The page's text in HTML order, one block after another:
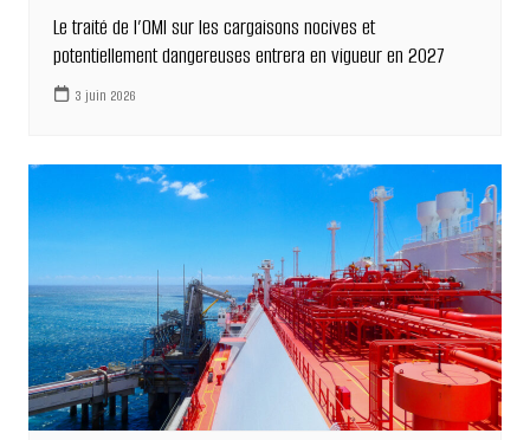
Le traité de l’OMI sur les cargaisons nocives et
potentiellement dangereuses entrera en vigueur en 2027
3 juin 2026